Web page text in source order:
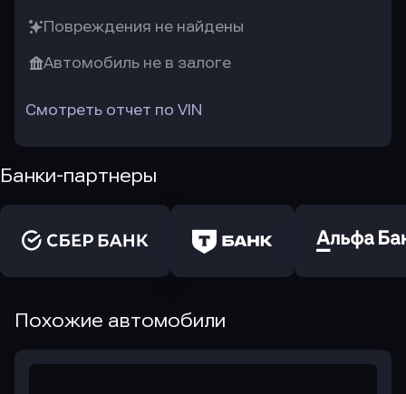
Повреждения не найдены
Автомобиль не в залоге
Смотреть отчет по VIN
Банки-партнеры
Похожие автомобили